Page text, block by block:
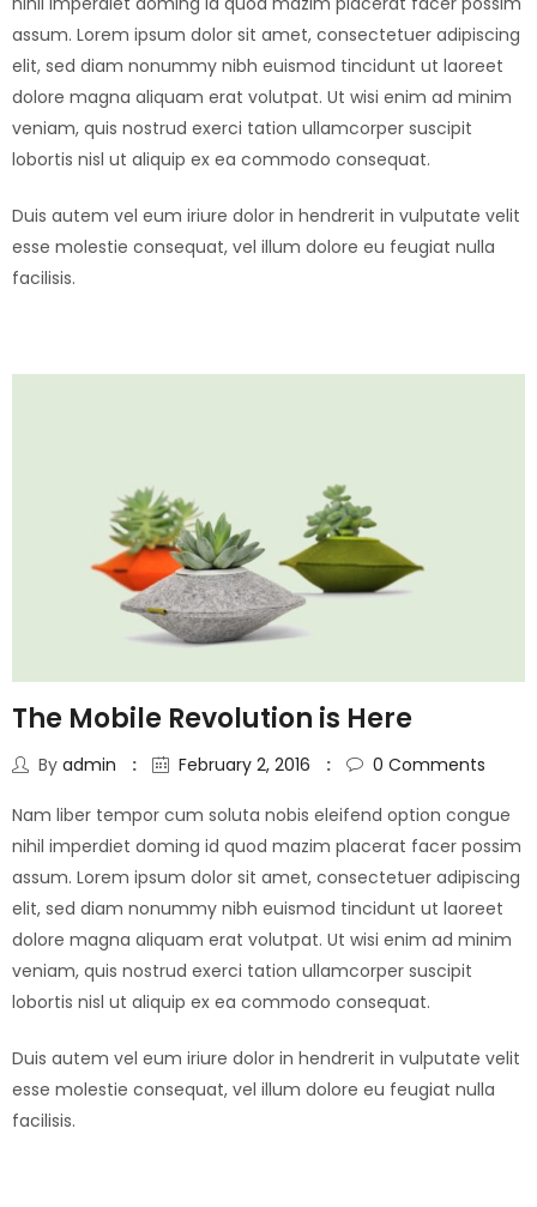
assum. Lorem ipsum dolor sit amet, consectetuer adipiscing
elit, sed diam nonummy nibh euismod tincidunt ut laoreet
dolore magna aliquam erat volutpat. Ut wisi enim ad minim
veniam, quis nostrud exerci tation ullamcorper suscipit
lobortis nisl ut aliquip ex ea commodo consequat.
Duis autem vel eum iriure dolor in hendrerit in vulputate velit
esse molestie consequat, vel illum dolore eu feugiat nulla
facilisis.
The Mobile Revolution is Here
By admin February 2, 2016 0 Comments
Nam liber tempor cum soluta nobis eleifend option congue
nihil imperdiet doming id quod mazim placerat facer possim
assum. Lorem ipsum dolor sit amet, consectetuer adipiscing
elit, sed diam nonummy nibh euismod tincidunt ut laoreet
dolore magna aliquam erat volutpat. Ut wisi enim ad minim
veniam, quis nostrud exerci tation ullamcorper suscipit
lobortis nisl ut aliquip ex ea commodo consequat.
Duis autem vel eum iriure dolor in hendrerit in vulputate velit
esse molestie consequat, vel illum dolore eu feugiat nulla
facilisis.